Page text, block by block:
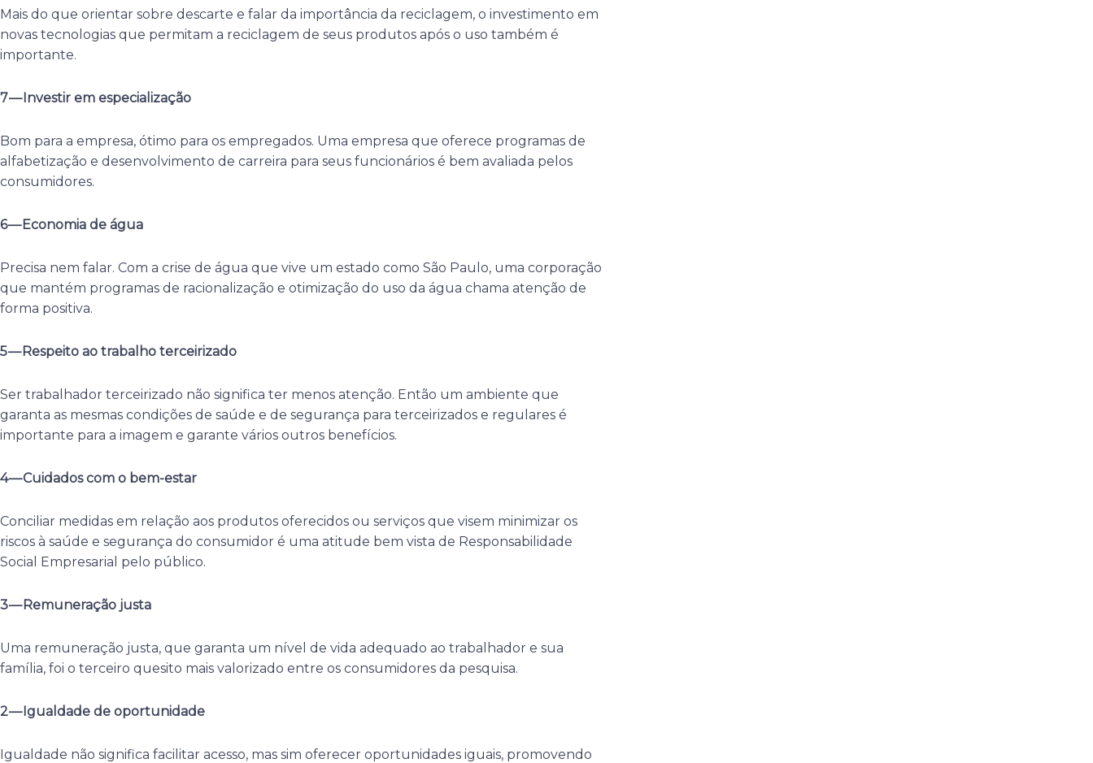
Mais do que orientar sobre descarte e falar da importância da reciclagem, o investimento em
novas tecnologias que permitam a reciclagem de seus produtos após o uso também é
importante.
7 — Investir em especialização
Bom para a empresa, ótimo para os empregados. Uma empresa que oferece programas de
alfabetização e desenvolvimento de carreira para seus funcionários é bem avaliada pelos
consumidores.
6 — Economia de água
Precisa nem falar. Com a crise de água que vive um estado como São Paulo, uma corporação
que mantém programas de racionalização e otimização do uso da água chama atenção de
forma positiva.
5 — Respeito ao trabalho terceirizado
Ser trabalhador terceirizado não significa ter menos atenção. Então um ambiente que
garanta as mesmas condições de saúde e de segurança para terceirizados e regulares é
importante para a imagem e garante vários outros benefícios.
4 — Cuidados com o bem-estar
Conciliar medidas em relação aos produtos oferecidos ou serviços que visem minimizar os
riscos à saúde e segurança do consumidor é uma atitude bem vista de Responsabilidade
Social Empresarial pelo público.
3 — Remuneração justa
Uma remuneração justa, que garanta um nível de vida adequado ao trabalhador e sua
família, foi o terceiro quesito mais valorizado entre os consumidores da pesquisa.
2 — Igualdade de oportunidade
Igualdade não significa facilitar acesso, mas sim oferecer oportunidades iguais, promovendo